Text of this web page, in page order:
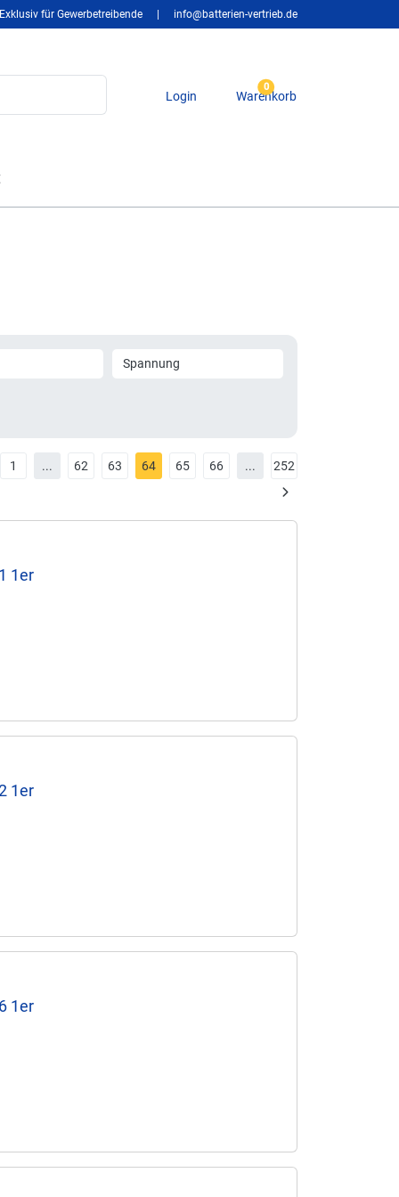
Exklusiv für Gewerbetreibende info@batterien-vertrieb.de
Login
0
Warenkorb
Spannung
1 ... 62 63 64 65 66 ... 252
1er
1er
1er